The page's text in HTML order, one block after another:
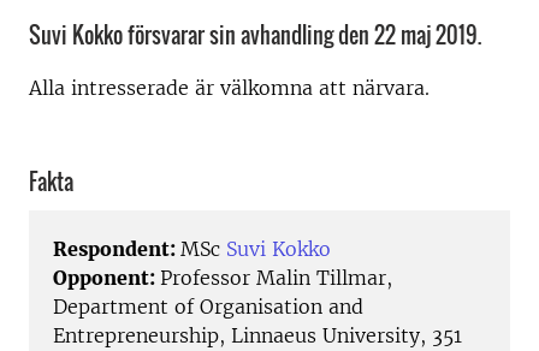
Suvi Kokko försvarar sin avhandling den 22 maj 2019.
Alla intresserade är välkomna att närvara.
Fakta
Respondent: MSc Suvi Kokko
Opponent: Professor Malin Tillmar,
Department of Organisation and
Entrepreneurship, Linnaeus University, 351